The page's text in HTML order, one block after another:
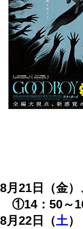
8月21日（金）
①14：50～
8月22日（土）